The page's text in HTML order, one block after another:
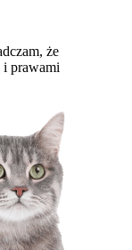
że
i prawami